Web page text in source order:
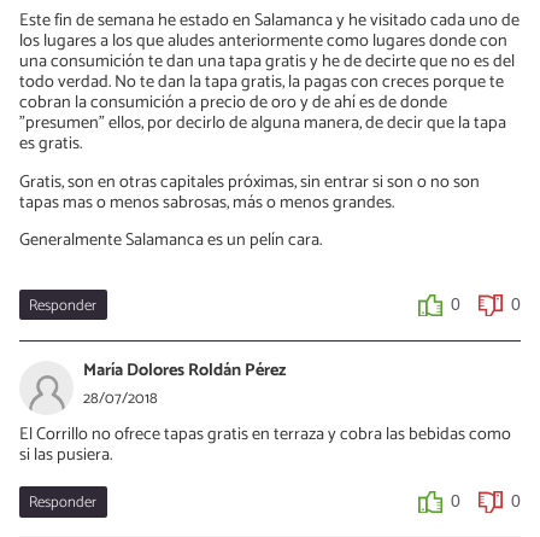
Este fin de semana he estado en Salamanca y he visitado cada uno de
los lugares a los que aludes anteriormente como lugares donde con
una consumición te dan una tapa gratis y he de decirte que no es del
todo verdad. No te dan la tapa gratis, la pagas con creces porque te
cobran la consumición a precio de oro y de ahí es de donde
"presumen" ellos, por decirlo de alguna manera, de decir que la tapa
es gratis.
Gratis, son en otras capitales próximas, sin entrar si son o no son
tapas mas o menos sabrosas, más o menos grandes.
Generalmente Salamanca es un pelín cara.
Responder 0 0
María Dolores Roldán Pérez
28/07/2018
El Corrillo no ofrece tapas gratis en terraza y cobra las bebidas como
si las pusiera.
Responder 0 0